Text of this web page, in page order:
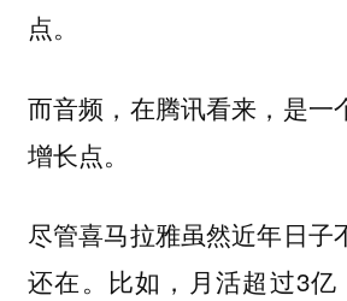
点。
而音频，在腾讯看来，是一
增长点。
尽管喜马拉雅虽然近年日子
还在。比如，月活超过3